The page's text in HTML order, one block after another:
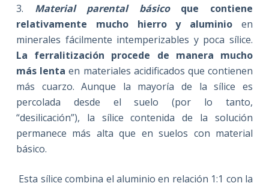
3. Material parental básico que contiene
relativamente mucho hierro y aluminio en
minerales fácilmente intemperizables y poca sílice.
La ferralitización procede de manera mucho
más lentaen materiales acidificados que contienen
más cuarzo. Aunque la mayoría de la sílice es
percolada desde el suelo (por lo tanto,
“desilicación”), la sílice contenida de la solución
permanece más alta que en suelos con material
básico.
Esta sílice combina el aluminio en relación 1:1 con la